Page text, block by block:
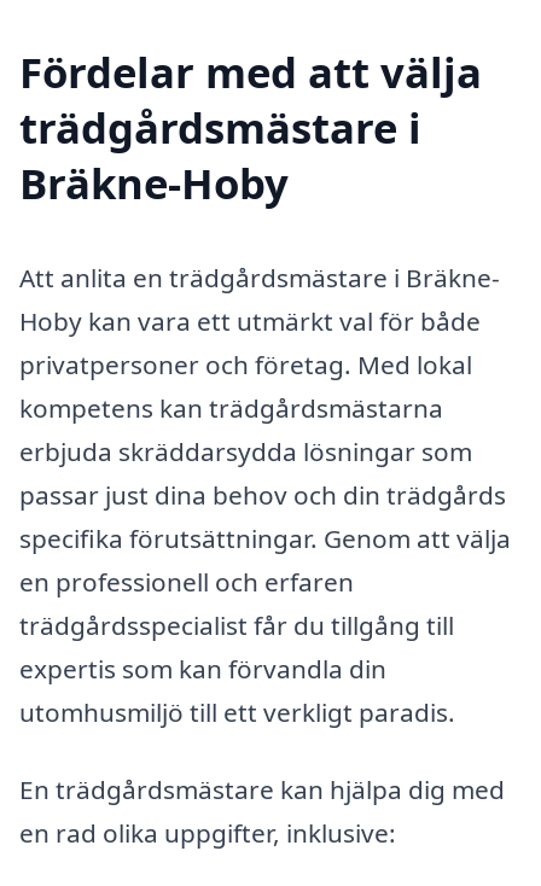
Fördelar med att välja
trädgårdsmästare i
Bräkne-Hoby
Att anlita en trädgårdsmästare i Bräkne-
Hoby kan vara ett utmärkt val för både
privatpersoner och företag. Med lokal
kompetens kan trädgårdsmästarna
erbjuda skräddarsydda lösningar som
passar just dina behov och din trädgårds
specifika förutsättningar. Genom att välja
en professionell och erfaren
trädgårdsspecialist får du tillgång till
expertis som kan förvandla din
utomhusmiljö till ett verkligt paradis.
En trädgårdsmästare kan hjälpa dig med
en rad olika uppgifter, inklusive: